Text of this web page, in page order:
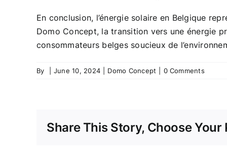
En conclusion, l’énergie solaire en Belgique
Domo Concept, la transition vers une énergie
consommateurs belges soucieux de
By June 10, 2024 Domo Concept 0 Comments
Share This Story, Choose Your